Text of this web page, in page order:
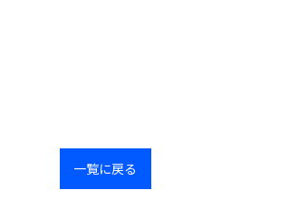
一覧に戻る